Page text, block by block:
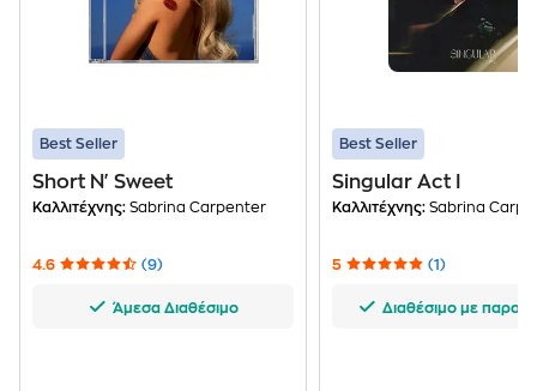
Best Seller
Short N' Sweet
Καλλιτέχνης: Sabrina Carpenter
4.6 (9)
Άμεσα Διαθέσιμο
Best Seller
Singular Act I
Καλλιτέχνης: Sabrina
5 (1)
Διαθέσιμο με